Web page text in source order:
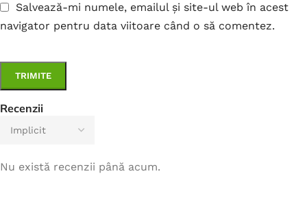
Recenzii
Nu există recenzii până acum.
Salvează-mi numele, emailul și site-ul web în acest
navigator pentru data viitoare când o să comentez.